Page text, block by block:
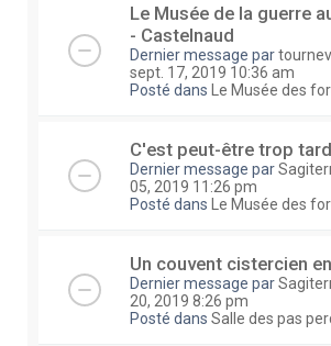
Le Musée de la guerre
- Castelnaud
Dernier message par
sept. 17, 2019 10:36 am
Posté dans
Le Musée des
C'est peut-être trop
Dernier message par
05, 2019 11:26 pm
Posté dans
Le Musée des
Un couvent cistercien
Dernier message par
20, 2019 8:26 pm
Posté dans Salle des pas